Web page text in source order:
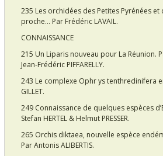
235 Les orchidées des Petites Pyrénées et
proche… Par Frédéric LAVAIL.
CONNAISSANCE
215 Un Liparis nouveau pour La Réunion.
Jean-Frédéric PIFFARELLY.
243 Le complexe Ophr ys tenthredinifera
GILLET.
249 Connaissance de quelques espèces
Stefan HERTEL & Helmut PRESSER.
265 Orchis diktaea, nouvelle espèce
Par Antonis ALIBERTIS.